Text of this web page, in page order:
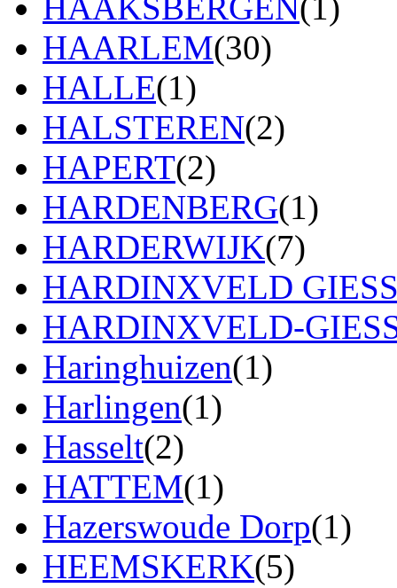
HAARLEM(30)
HALLE(1)
HALSTEREN(2)
HAPERT(2)
HARDENBERG(1)
HARDERWIJK(7)
HARDINXVELD
HARDINXVELD-
Haringhuizen(1)
Harlingen(1)
Hasselt(2)
HATTEM(1)
Hazerswoude Dorp(1)
HEEMSKERK(5)